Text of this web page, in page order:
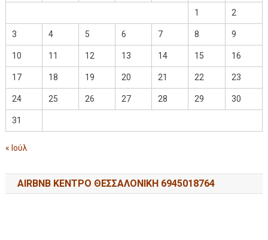
1 2
3 4 5 6 7 8 9
10 11 12 13 14 15 16
17 18 19 20 21 22 23
24 25 26 27 28 29 30
31
« Ιούλ
AIRBNB ΚΕΝΤΡΟ ΘΕΣΣΑΛΟΝΙΚΗ 6945018764